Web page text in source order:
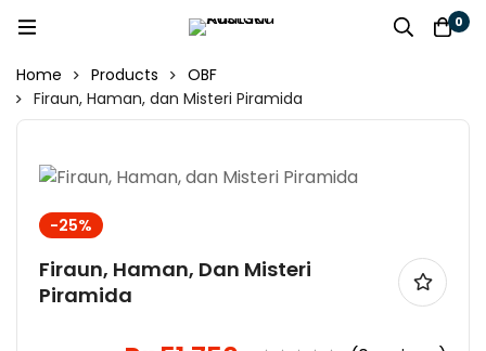
0
Home Products
OBF
Firaun, Haman, dan Misteri Piramida
-25%
Firaun, Haman, Dan Misteri
Piramida